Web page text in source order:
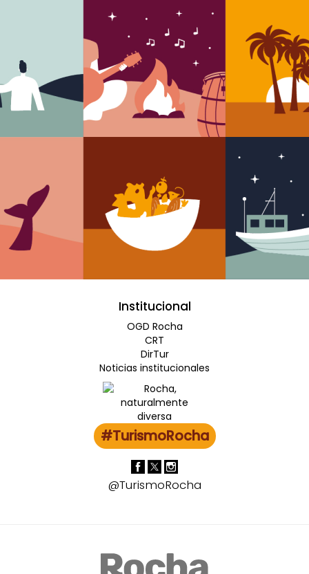
Institucional
OGD Rocha
CRT
DirTur
Noticias institucionales
#TurismoRocha
@TurismoRocha